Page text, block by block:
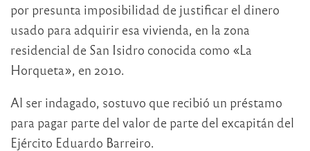
por presunta imposibilidad de justificar el dinero
usado para adquirir esa vivienda, en la zona
residencial de San Isidro conocida como «La
Horqueta», en 2010.
Al ser indagado, sostuvo que recibió un préstamo
para pagar parte del valor de parte del excapitán del
Ejército Eduardo Barreiro.